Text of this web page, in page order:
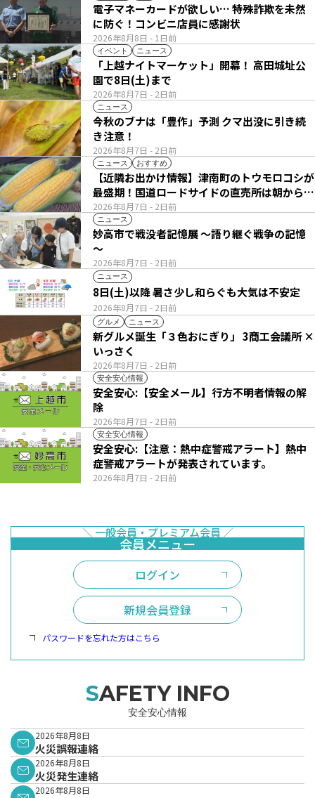
2026年8月8日 - 1日前
電子マネーカードが欲しい… 特殊詐欺を未然
に防ぐ！コンビニ店員に感謝状
イベント ニュース
2026年8月7日 - 2日前
「上越ナイトマーケット」開幕！ 高田城址公
園で8日(土)まで
ニュース
2026年8月7日 - 2日前
今秋のブナは「豊作」予測 クマ出没に引き続
き注意！
ニュース おすすめ
2026年8月7日 - 2日前
【近隣お出かけ情報】津南町のトウモロコシが
最盛期！国道ロードサイドの直売所は朝から長
い列
ニュース
2026年8月7日 - 2日前
妙高市で戦没者記憶展 ～語り継ぐ戦争の記憶
～
ニュース
2026年8月7日 - 2日前
8日(土)以降 暑さ少し和らぐも大気は不安定
グルメ ニュース
2026年8月7日 - 2日前
新グルメ誕生「３色おにぎり」 3商工会議所 ×
いっさく
安全安心情報
2026年8月7日 - 2日前
安全安心:【安全メール】行方不明者情報の解
除
安全安心情報
2026年8月7日 - 2日前
安全安心:【注意：熱中症警戒アラート】熱中
症警戒アラートが発表されています。
ログイン
新規会員登録
パスワードを忘れた方はこちら
SAFETY INFO
安全安心情報
2026年8月8日
火災誤報連絡
2026年8月8日
火災発生連絡
2026年8月8日